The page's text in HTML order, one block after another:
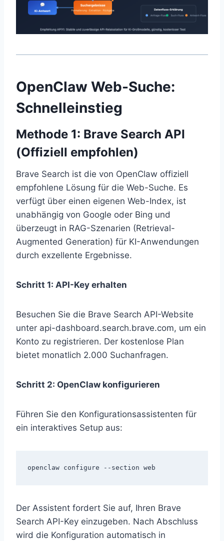
OpenClaw Web-Suche:
Schnelleinstieg
Methode 1: Brave Search API
(Offiziell empfohlen)
Brave Search ist die von OpenClaw offiziell
empfohlene Lösung für die Web-Suche. Es
verfügt über einen eigenen Web-Index, ist
unabhängig von Google oder Bing und
überzeugt in RAG-Szenarien (Retrieval-
Augmented Generation) für KI-Anwendungen
durch exzellente Ergebnisse.
Schritt 1: API-Key erhalten
Besuchen Sie die Brave Search API-Website
unter api-dashboard.search.brave.com, um ein
Konto zu registrieren. Der kostenlose Plan
bietet monatlich 2.000 Suchanfragen.
Schritt 2: OpenClaw konfigurieren
Führen Sie den Konfigurationsassistenten für
ein interaktives Setup aus:
Der Assistent fordert Sie auf, Ihren Brave
Search API-Key einzugeben. Nach Abschluss
wird die Konfiguration automatisch in